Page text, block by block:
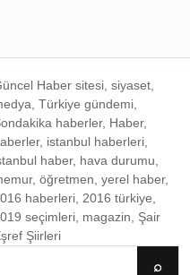
Haber sitesi, siyaset,
Türkiye gündemi,
haberler, Haber,
istanbul haberleri,
haber, hava durumu,
öğretmen, yerel haber,
haberleri, 2016 türkiye,
seçimleri, magazin, Şair
Şiirleri
⌕